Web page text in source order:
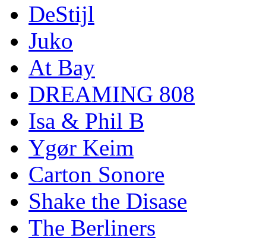
DeStijl
Juko
At Bay
DREAMING 808
Isa & Phil B
Ygør Keim
Carton Sonore
Shake the Disase
The Berliners